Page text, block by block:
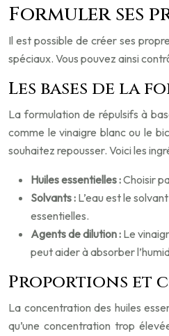
Formuler ses
Il est possible de créer ses
spéciaux. Vous pouvez ainsi
Les bases de la
La formulation de répulsifs à
comme le vinaigre blanc ou le
souhaitez repousser. Voici les
Huiles essentielles :Choisir
Solvants : L’eau est le
essentielles.
Agents de dilution : Le
peut aider à absorber
Proportions et
La concentration des huiles
qu’une concentration trop